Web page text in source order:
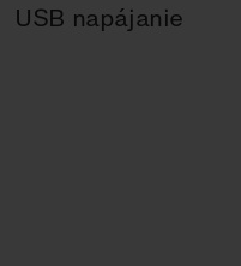
USB napájanie